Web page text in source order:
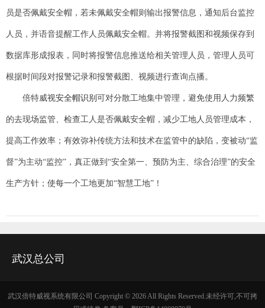
员是否佩戴安全帽，若未佩戴安全帽则输出报警信息，通知后台监控
人员，并语音提醒工作人员佩戴安全帽。并将报警截图和视频保存到
数据库形成报表，同时将报警信息推送给相关管理人员，管理人员可
根据时间段对报警记录和报警截图、视频进行查询点播。
倍特威视安全帽识别 可对分散工地集中管理，避免使用人力频繁
的去现场监管、检查工人是否佩戴安全帽，减少工地人员管理成本，
提高工作效率；有效弥补传统方法和技术在监管中的缺陷，变被动“监
督”为主动“监控”，真正做到“安全第一、预防为主、综合治理”的安全
生产方针；使每一个工地更加“智慧工地”！
武汉总公司
武汉倍特威视系统有限公司 Copyright © 2026 All Rights Reserved.未经许可,不可拷